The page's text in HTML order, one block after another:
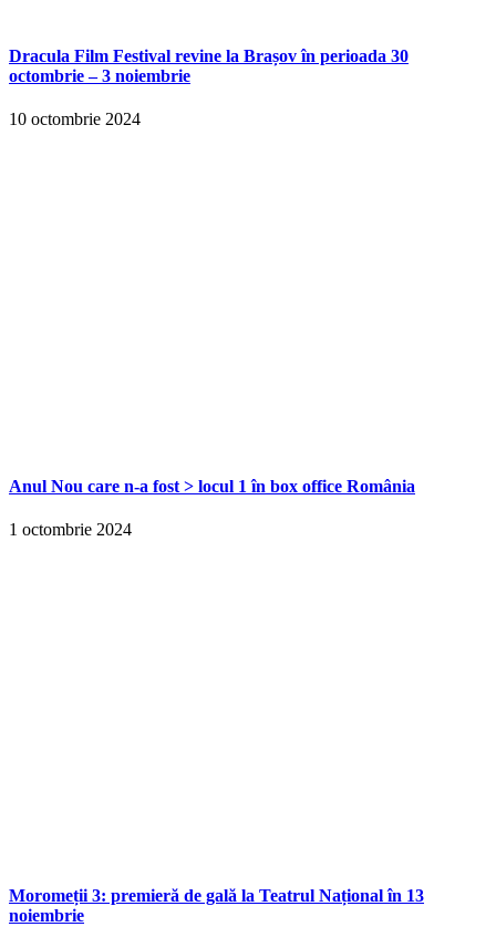
Dracula Film Festival revine la Brașov în perioada 30
octombrie – 3 noiembrie
10 octombrie 2024
Anul Nou care n-a fost > locul 1 în box office România
1 octombrie 2024
Moromeții 3: premieră de gală la Teatrul Național în 13
noiembrie